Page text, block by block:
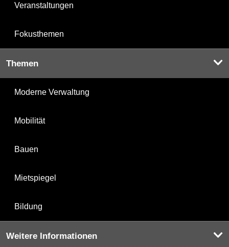
Veranstaltungen
Fokusthemen
Themen
Moderne Verwaltung
Mobilität
Bauen
Mietspiegel
Bildung
Weitere Informationen